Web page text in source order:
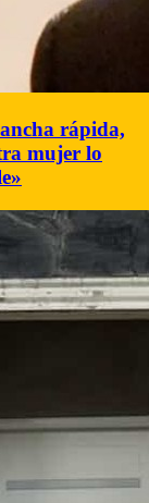
rápida,
mujer lo